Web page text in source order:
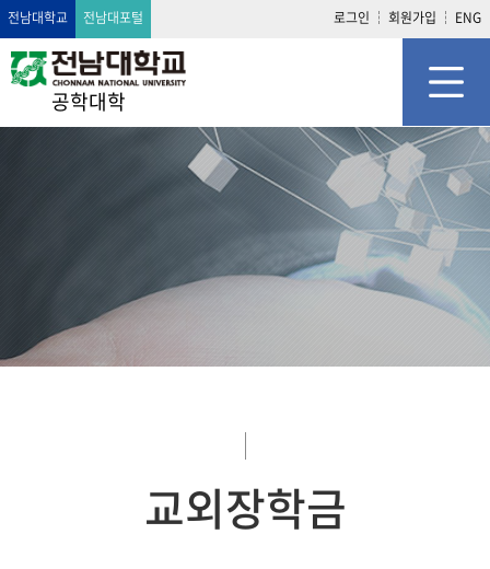
전남대학교 전남대포털 로그인 회원가입 ENG
공학대학
교외장학금